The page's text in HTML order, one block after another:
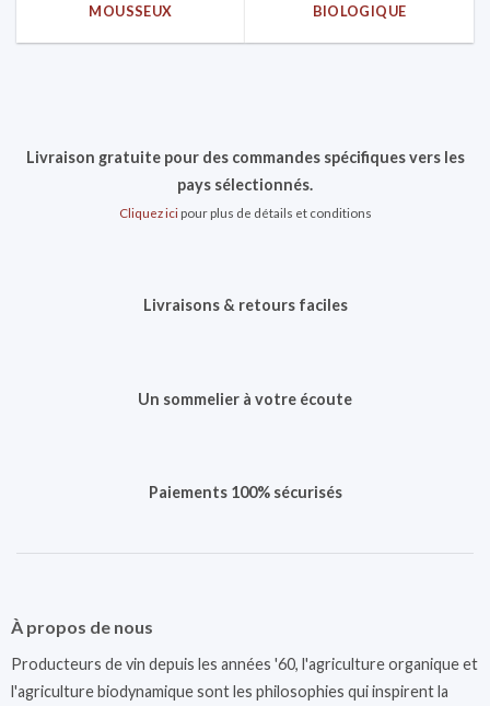
MOUSSEUX BIOLOGIQUE
Livraison gratuite pour des commandes spécifiques vers les
pays sélectionnés.
Cliquez icipour plus de détails et conditions
Livraisons & retours faciles
Un sommelier à votre écoute
Paiements 100% sécurisés
À propos de nous
Producteurs de vin depuis les années '60, l'agriculture organique et
l'agriculture biodynamique sont les philosophies qui inspirent la